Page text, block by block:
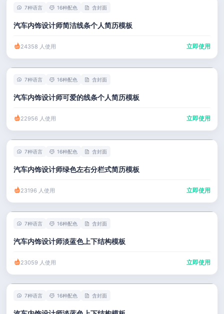
7种语言 16种配色 含封面
汽车内饰设计师简洁线条个人简历模板
24358 人使用 立即使用
7种语言 16种配色 含封面
汽车内饰设计师可爱的线条个人简历模板
22956 人使用 立即使用
7种语言 16种配色 含封面
汽车内饰设计师绿色左右分栏式简历模板
23196 人使用 立即使用
7种语言 16种配色 含封面
汽车内饰设计师淡蓝色上下结构模板
23059 人使用 立即使用
7种语言 16种配色 含封面